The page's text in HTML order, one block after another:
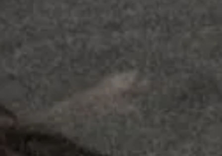
Explora o mundo
connosco.
Subscreve a
newsletter!
E-mail